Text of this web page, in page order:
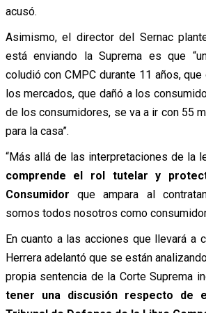
acusó.
Asimismo, el director del Sernac
está enviando la Suprema es que
coludió con CMPC durante 11 años,
los mercados, que dañó a los
de los consumidores, se va a ir con 55
para la casa”.
“Más allá de las interpretaciones de la
comprende el rol tutelar y
Consumidor que ampara al
somos todos nosotros como
En cuanto a las acciones que llevará a
Herrera adelantó que se están
propia sentencia de la Corte Suprema
tener una discusión respecto de